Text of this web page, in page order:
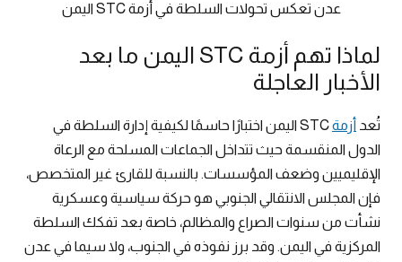
عدن تعكس تحولات السلطة في أزمة STC اليمن
لماذا تهم أزمة STC اليمن ما بعد
الأخبار العاجلة
تُعد أزمة
STC اليمن اختبارًا حاسمًا لكيفية إدارة السلطة في
الدول المنقسمة حيث تتداخل الجماعات المسلحة مع الرعاة
الإقليميين وضعف المؤسسات. بالنسبة للقارئ غير المتخصص،
فإن المجلس الانتقالي الجنوبي هو حركة سياسية وعسكرية
نشأت من سنوات الصراع والمظالم، خاصة بعد تفكك السلطة
المركزية في اليمن. وقد برز نفوذه في الجنوب، ولا سيما في عدن